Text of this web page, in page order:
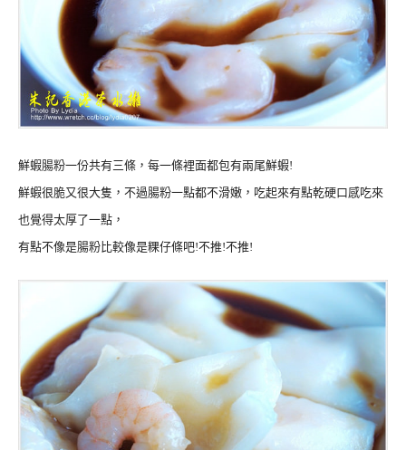
鮮蝦腸粉一份共有三條，每一條裡面都包有兩尾鮮蝦!
鮮蝦很脆又很大隻，不過腸粉一點都不滑嫩，吃起來有點乾硬口感吃來
也覺得太厚了一點，
有點不像是腸粉比較像是粿仔條吧!不推!不推!